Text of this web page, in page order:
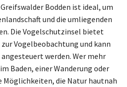
Bodden ist ideal, um
und die umliegenden
Die Vogelschutzinsel bietet
Vogelbeobachtung und kann
werden. Wer mehr
Baden, einer Wanderung oder
Möglichkeiten, die Natur hautnah